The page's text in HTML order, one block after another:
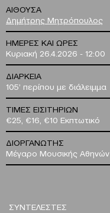
ΑΙΘΟΥΣΑ
Δημήτρης Μητρόπουλος
ΗΜΕΡΕΣ ΚΑΙ ΩΡΕΣ
Κυριακή 26.4.2026 - 12:00
ΔΙΑΡΚΕΙΑ
105’ περίπου με διάλειμμα
ΤΙΜΕΣ ΕΙΣΙΤΗΡΙΩΝ
€25, €16, €10 Εκπτωτικό
ΔΙΟΡΓΑΝΩΤΗΣ
Μέγαρο Μουσικής Αθηνών
ΣΥΝΤΕΛΕΣΤΕΣ